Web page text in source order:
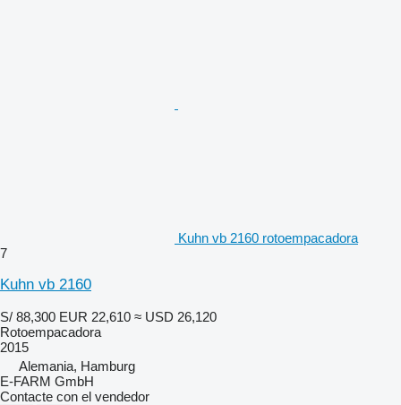
Kuhn vb 2160 rotoempacadora
7
Kuhn vb 2160
S/ 88,300 EUR 22,610 ≈ USD 26,120
Rotoempacadora
2015
Alemania, Hamburg
E-FARM GmbH
Contacte con el vendedor